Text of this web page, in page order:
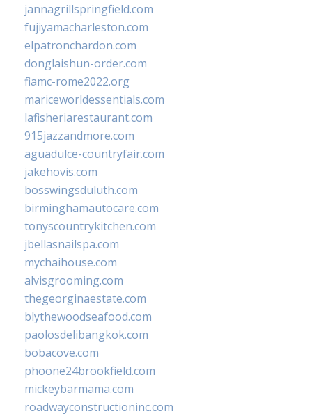
jannagrillspringfield.com
fujiyamacharleston.com
elpatronchardon.com
donglaishun-order.com
fiamc-rome2022.org
mariceworldessentials.com
lafisheriarestaurant.com
915jazzandmore.com
aguadulce-countryfair.com
jakehovis.com
bosswingsduluth.com
birminghamautocare.com
tonyscountrykitchen.com
jbellasnailspa.com
mychaihouse.com
alvisgrooming.com
thegeorginaestate.com
blythewoodseafood.com
paolosdelibangkok.com
bobacove.com
phoone24brookfield.com
mickeybarmama.com
roadwayconstructioninc.com